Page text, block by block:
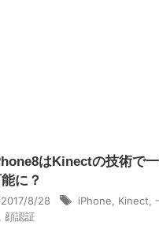
はKinectの技術で
に？
2017/8/28 iPhone Kinect
顔認証